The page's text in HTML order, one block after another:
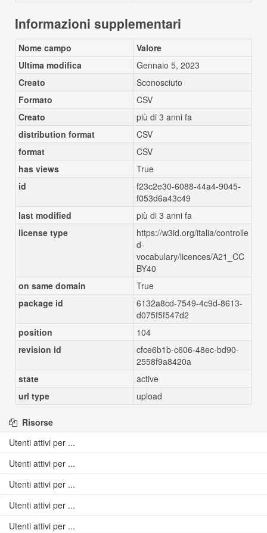
Informazioni supplementari
Nome campo
Valore
Ultima modifica
Gennaio 5, 2023
Creato
Sconosciuto
Formato
CSV
Creato
più di 3 anni fa
distribution format
CSV
format
CSV
has views
True
id
f23c2e30-6088-44a4-9045-
f053d6a43c49
last modified
più di 3 anni fa
license type
https://w3id.org/italia/controlle
d-
vocabulary/licences/A21_CC
BY40
on same domain
True
package id
6132a8cd-7549-4c9d-8613-
d075f5f547d2
position
104
revision id
cfce6b1b-c606-48ec-bd90-
2558f9a8420a
state
active
url type
upload
Risorse
Utenti attivi per ...
Utenti attivi per ...
Utenti attivi per ...
Utenti attivi per ...
Utenti attivi per ...